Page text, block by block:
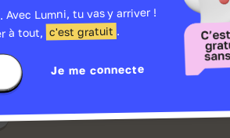
Lumni, tu vas y arriver !
à tout, c'est gratuit .
Je me connecte